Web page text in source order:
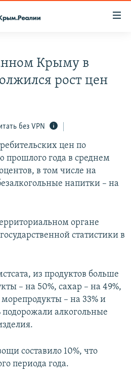
КРЫМА
11 ИСТОРИЙ СОПРОТИВЛЕНИЯ
Крыму в
рост цен
без VPN
цен по
года в среднем
в том числе на
напитки – на
органе
статистики в
из продуктов больше
– на 50%, сахар – на 49%,
– на 33% и
подорожали алкогольные
составило 10%, что
периода года.